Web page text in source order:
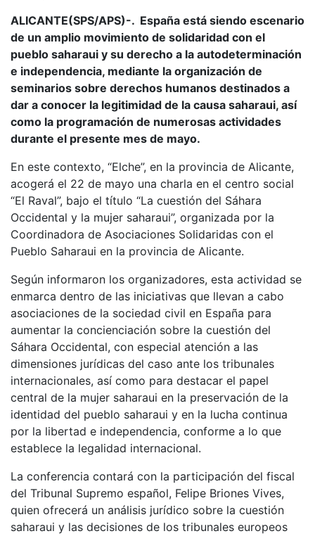
ALICANTE(SPS/APS)-. España está siendo escenario
de un amplio movimiento de solidaridad con el
pueblo saharaui y su derecho a la autodeterminación
e independencia, mediante la organización de
seminarios sobre derechos humanos destinados a
dar a conocer la legitimidad de la causa saharaui, así
como la programación de numerosas actividades
durante el presente mes de mayo.
En este contexto, “Elche”, en la provincia de Alicante,
acogerá el 22 de mayo una charla en el centro social
“El Raval”, bajo el título “La cuestión del Sáhara
Occidental y la mujer saharaui”, organizada por la
Coordinadora de Asociaciones Solidaridas con el
Pueblo Saharaui en la provincia de Alicante.
Según informaron los organizadores, esta actividad se
enmarca dentro de las iniciativas que llevan a cabo
asociaciones de la sociedad civil en España para
aumentar la concienciación sobre la cuestión del
Sáhara Occidental, con especial atención a las
dimensiones jurídicas del caso ante los tribunales
internacionales, así como para destacar el papel
central de la mujer saharaui en la preservación de la
identidad del pueblo saharaui y en la lucha continua
por la libertad e independencia, conforme a lo que
establece la legalidad internacional.
La conferencia contará con la participación del fiscal
del Tribunal Supremo español, Felipe Briones Vives,
quien ofrecerá un análisis jurídico sobre la cuestión
saharaui y las decisiones de los tribunales europeos